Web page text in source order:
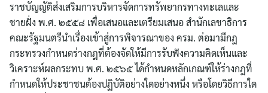
ราชบัญญัติส่งเสริมการบริหารจัดการทรัพยากรทางทะเลและ
ชายฝั่ง พ.ศ. ๒๕๕๘ เพื่อเสนอและเตรียมเสนอ สำนักเลขาธิการ
คณะรัฐมนตรีนำเรื่องเข้าสู่การพิจารณาของ ครม. ต่อมามีกฎ
กระทรวงกำหนดร่างกฎที่ต้องจัดให้มีการรับฟังความคิดเห็นและ
วิเคราะห์ผลกระทบ พ.ศ. ๒๕๖๕ ได้กำหนดหลักเกณฑ์ให้ร่างกฎที่
กำหนดให้ประชาชนต้องปฏิบัติอย่างใดอย่างหนึ่ง หรือโดยวิธีการใด